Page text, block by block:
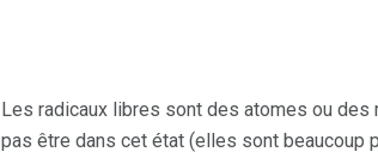
Les radicaux libres sont des atomes ou
pas être dans cet état (elles sont beaucoup